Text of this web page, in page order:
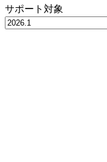
サポート対象